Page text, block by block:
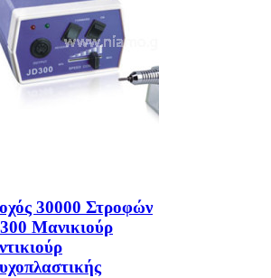
30000 Στροφών
Μανικιούρ